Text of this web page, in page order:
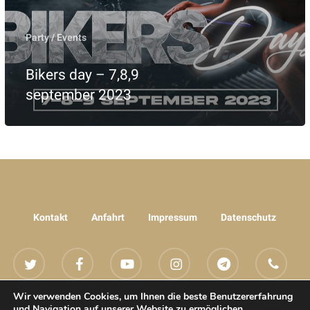
Party / Events
Bikers day – 7,8,9
september 2023
Kontakt Anfahrt Impressum Datenschutz
twitter facebook youtube instagram telegram phone
email
Wir verwenden Cookies, um Ihnen die beste Benutzererfahrung